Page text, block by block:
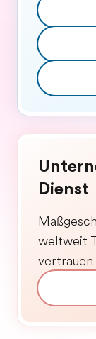
Dienst
weltweit
vertrauen